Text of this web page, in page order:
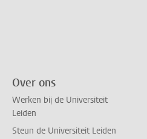
Over ons
Werken bij de Universiteit
Leiden
Steun de Universiteit Leiden